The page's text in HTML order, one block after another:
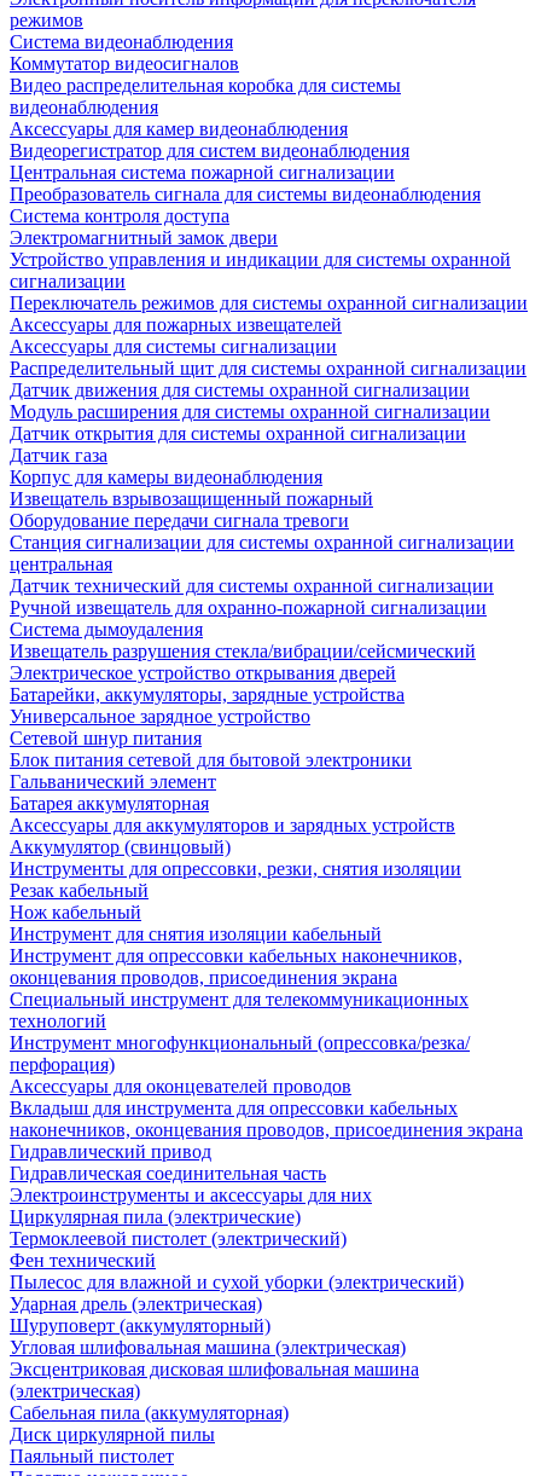
режимов
Система видеонаблюдения
Коммутатор видеосигналов
Видео распределительная коробка для системы
видеонаблюдения
Аксессуары для камер видеонаблюдения
Видеорегистратор для систем видеонаблюдения
Центральная система пожарной сигнализации
Преобразователь сигнала для системы видеонаблюдения
Система контроля доступа
Электромагнитный замок двери
Устройство управления и индикации для системы охранной
сигнализации
Переключатель режимов для системы охранной сигнализации
Аксессуары для пожарных извещателей
Аксессуары для системы сигнализации
Распределительный щит для системы охранной сигнализации
Датчик движения для системы охранной сигнализации
Модуль расширения для системы охранной сигнализации
Датчик открытия для системы охранной сигнализации
Датчик газа
Корпус для камеры видеонаблюдения
Извещатель взрывозащищенный пожарный
Оборудование передачи сигнала тревоги
Станция сигнализации для системы охранной сигнализации
центральная
Датчик технический для системы охранной сигнализации
Ручной извещатель для охранно-пожарной сигнализации
Система дымоудаления
Извещатель разрушения стекла/вибрации/сейсмический
Электрическое устройство открывания дверей
Батарейки, аккумуляторы, зарядные устройства
Универсальное зарядное устройство
Сетевой шнур питания
Блок питания сетевой для бытовой электроники
Гальванический элемент
Батарея аккумуляторная
Аксессуары для аккумуляторов и зарядных устройств
Аккумулятор (свинцовый)
Инструменты для опрессовки, резки, снятия изоляции
Резак кабельный
Нож кабельный
Инструмент для снятия изоляции кабельный
Инструмент для опрессовки кабельных наконечников,
оконцевания проводов, присоединения экрана
Специальный инструмент для телекоммуникационных
технологий
Инструмент многофункциональный (опрессовка/резка/
перфорация)
Аксессуары для оконцевателей проводов
Вкладыш для инструмента для опрессовки кабельных
наконечников, оконцевания проводов, присоединения экрана
Гидравлический привод
Гидравлическая соединительная часть
Электроинструменты и аксессуары для них
Циркулярная пила (электрические)
Термоклеевой пистолет (электрический)
Фен технический
Пылесос для влажной и сухой уборки (электрический)
Ударная дрель (электрическая)
Шуруповерт (аккумуляторный)
Угловая шлифовальная машина (электрическая)
Эксцентриковая дисковая шлифовальная машина
(электрическая)
Сабельная пила (аккумуляторная)
Диск циркулярной пилы
Паяльный пистолет